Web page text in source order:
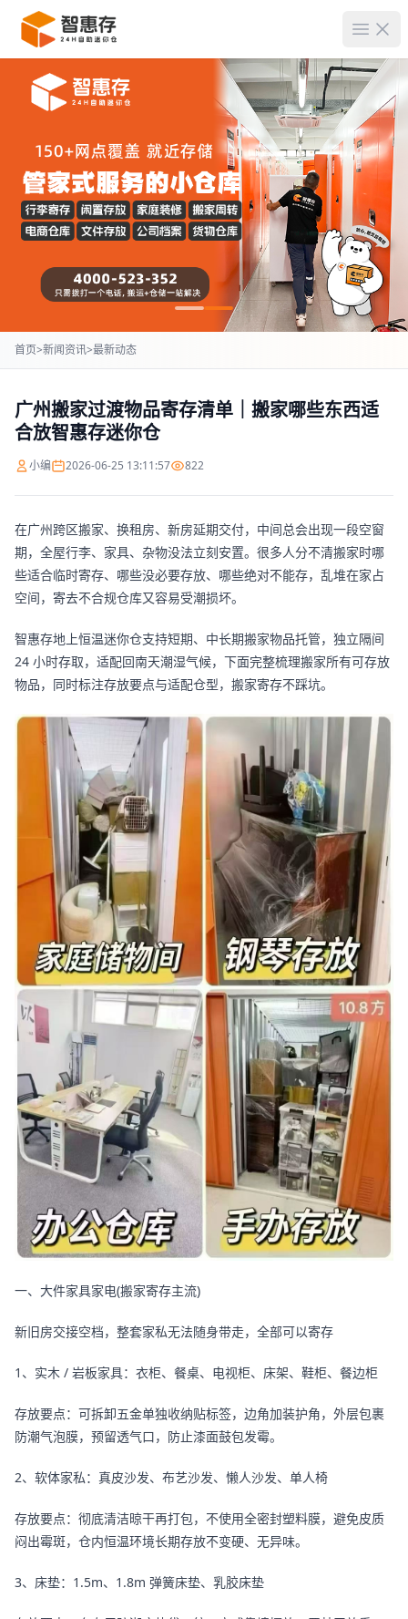
菜单
首页>新闻资讯>最新动态
广州搬家过渡物品寄存清单｜搬家哪些东西适
合放智惠存迷你仓
小编 2026-06-25 13:11:57 822
在广州跨区搬家、换租房、新房延期交付，中间总会出现一段空窗
期，全屋行李、家具、杂物没法立刻安置。很多人分不清搬家时哪
些适合临时寄存、哪些没必要存放、哪些绝对不能存，乱堆在家占
空间，寄去不合规仓库又容易受潮损坏。
智惠存地上恒温迷你仓支持短期、中长期搬家物品托管，独立隔间
24 小时存取，适配回南天潮湿气候，下面完整梳理搬家所有可存放
物品，同时标注存放要点与适配仓型，搬家寄存不踩坑。
一、大件家具家电(搬家寄存主流)
新旧房交接空档，整套家私无法随身带走，全部可以寄存
1、实木 / 岩板家具：衣柜、餐桌、电视柜、床架、鞋柜、餐边柜
存放要点：可拆卸五金单独收纳贴标签，边角加装护角，外层包裹
防潮气泡膜，预留透气口，防止漆面鼓包发霉。
2、软体家私：真皮沙发、布艺沙发、懒人沙发、单人椅
存放要点：彻底清洁晾干再打包，不使用全密封塑料膜，避免皮质
闷出霉斑，仓内恒温环境长期存放不变硬、无异味。
3、床垫：1.5m、1.8m 弹簧床垫、乳胶床垫